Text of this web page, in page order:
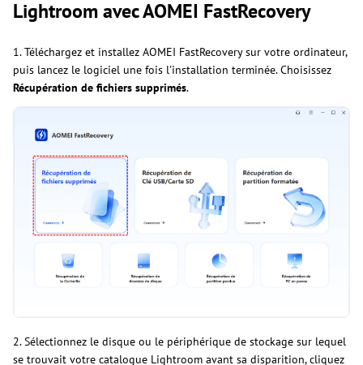
Lightroom avec AOMEI FastRecovery
1. Téléchargez et installez AOMEI FastRecovery sur votre ordinateur,
puis lancez le logiciel une fois l'installation terminée. Choisissez
Récupération de fichiers supprimés.
2. Sélectionnez le disque ou le périphérique de stockage sur lequel
se trouvait votre catalogue Lightroom avant sa disparition, cliquez